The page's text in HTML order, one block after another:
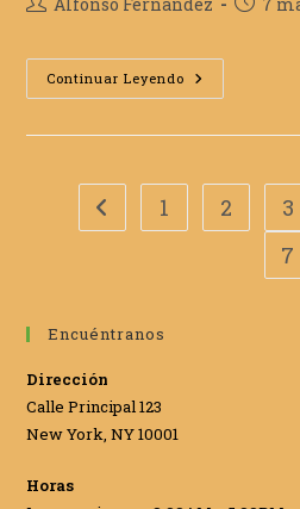
la
entrada:
Continuar Leyendo T2
Ir a la página anterior
1 2 3
7
Encuéntranos
Dirección
Calle Principal 123
New York, NY 10001
Horas